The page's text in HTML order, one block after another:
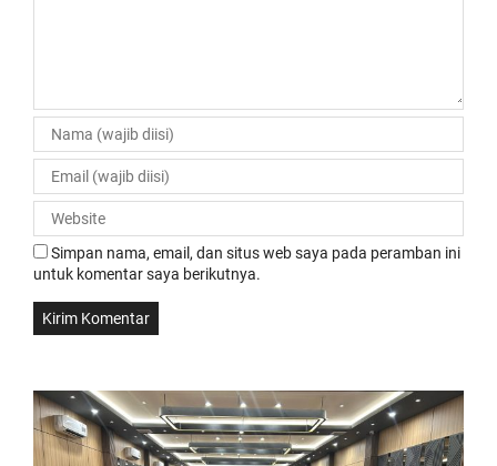
Simpan nama, email, dan situs web saya pada peramban ini
untuk komentar saya berikutnya.